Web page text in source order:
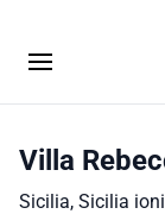
Villa
Sicilia, Sicilia